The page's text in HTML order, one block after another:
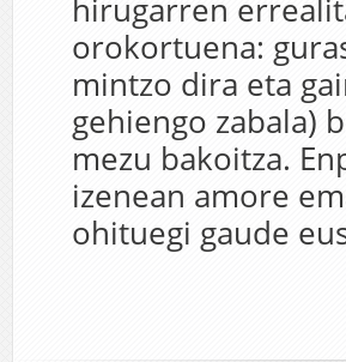
hirugarren
orokortuena:
mintzo dira eta
gehiengo zabala)
mezu bakoitza.
izenean amore
ohituegi gaude